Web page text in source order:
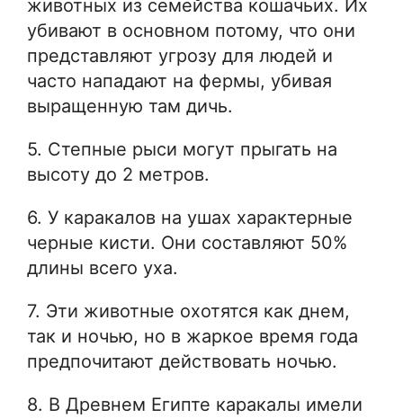
животных из семейства кошачьих. Их
убивают в основном потому, что они
представляют угрозу для людей и
часто нападают на фермы, убивая
выращенную там дичь.
5. Степные рыси могут прыгать на
высоту до 2 метров.
6. У каракалов на ушах характерные
черные кисти. Они составляют 50%
длины всего уха.
7. Эти животные охотятся как днем,
так и ночью, но в жаркое время года
предпочитают действовать ночью.
8. В Древнем Египте каракалы имели